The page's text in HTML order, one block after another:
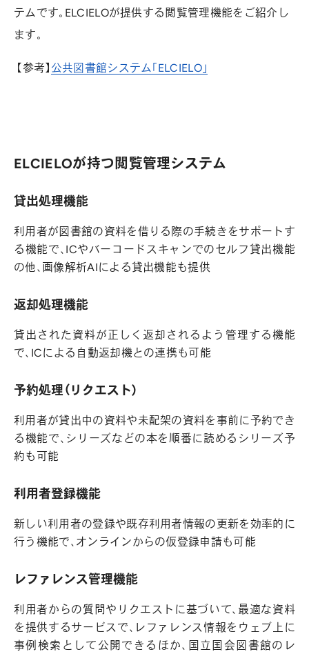
テムです。ELCIELOが提供する閲覧管理機能をご紹介し
ます。
【参考】 公共図書館システム「ELCIELO」
ELCIELOが持つ閲覧管理システム
貸出処理機能
利用者が図書館の資料を借りる際の手続きをサポートす
る機能で、ICやバーコードスキャンでのセルフ貸出機能
の他、画像解析AIによる貸出機能も提供
返却処理機能
貸出された資料が正しく返却されるよう管理する機能
で、ICによる自動返却機との連携も可能
予約処理（リクエスト）
利用者が貸出中の資料や未配架の資料を事前に予約でき
る機能で、シリーズなどの本を順番に読めるシリーズ予
約も可能
利用者登録機能
新しい利用者の登録や既存利用者情報の更新を効率的に
行う機能で、オンラインからの仮登録申請も可能
レファレンス管理機能
利用者からの質問やリクエストに基づいて、最適な資料
を提供するサービスで、レファレンス情報をウェブ上に
事例検索として公開できるほか、国立国会図書館のレ